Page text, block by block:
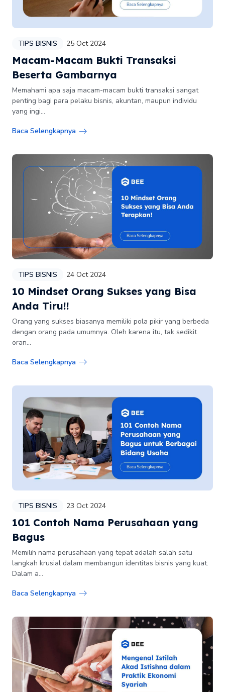
TIPS BISNIS 25 Oct 2024
Macam-Macam Bukti Transaksi
Beserta Gambarnya
Memahami apa saja macam-macam bukti transaksi sangat
penting bagi para pelaku bisnis, akuntan, maupun individu
yang ingi...
Baca Selengkapnya
TIPS BISNIS 24 Oct 2024
10 Mindset Orang Sukses yang Bisa
Anda Tiru!!
Orang yang sukses biasanya memiliki pola pikir yang berbeda
dengan orang pada umumnya. Oleh karena itu, tak sedikit
oran...
Baca Selengkapnya
TIPS BISNIS 23 Oct 2024
101 Contoh Nama Perusahaan yang
Bagus
Memilih nama perusahaan yang tepat adalah salah satu
langkah krusial dalam membangun identitas bisnis yang kuat.
Dalam a...
Baca Selengkapnya